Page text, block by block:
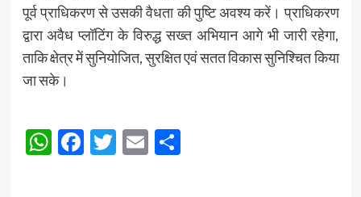
पूर्व प्राधिकरण से उसकी वैधता की पुष्टि अवश्य करें। प्राधिकरण
द्वारा अवैध प्लॉटिंग के विरुद्ध सख्त अभियान आगे भी जारी रहेगा,
ताकि क्षेत्र में सुनियोजित, सुरक्षित एवं सतत विकास सुनिश्चित किया
जा सके।
Post
navigation
WhatsApp
Facebook
Twitter
EmailShare